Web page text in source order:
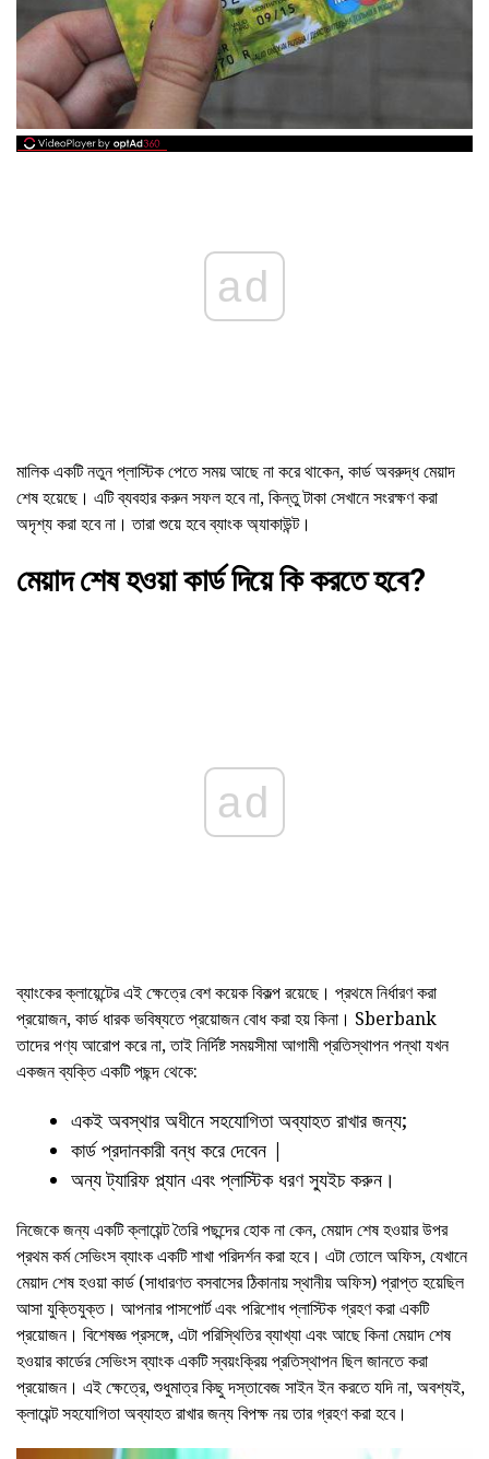
ad
মালিক একটি নতুন প্লাস্টিক পেতে সময় আছে না করে থাকেন, কার্ড অবরুদ্ধ মেয়াদ
শেষ হয়েছে। এটি ব্যবহার করুন সফল হবে না, কিন্তু টাকা সেখানে সংরক্ষণ করা
অদৃশ্য করা হবে না। তারা শুয়ে হবে ব্যাংক অ্যাকাউন্ট।
মেয়াদ শেষ হওয়া কার্ড দিয়ে কি করতে হবে?
ad
ব্যাংকের ক্লায়েন্টের এই ক্ষেত্রে বেশ কয়েক বিকল্প রয়েছে। প্রথমে নির্ধারণ করা
প্রয়োজন, কার্ড ধারক ভবিষ্যতে প্রয়োজন বোধ করা হয় কিনা। Sberbank
তাদের পণ্য আরোপ করে না, তাই নির্দিষ্ট সময়সীমা আগামী প্রতিস্থাপন পন্থা যখন
একজন ব্যক্তি একটি পছন্দ থেকে:
একই অবস্থার অধীনে সহযোগিতা অব্যাহত রাখার জন্য;
কার্ড প্রদানকারী বন্ধ করে দেবেন |
অন্য ট্যারিফ প্ল্যান এবং প্লাস্টিক ধরণ স্যুইচ করুন।
নিজেকে জন্য একটি ক্লায়েন্ট তৈরি পছন্দের হোক না কেন, মেয়াদ শেষ হওয়ার উপর
প্রথম কর্ম সেভিংস ব্যাংক একটি শাখা পরিদর্শন করা হবে। এটা তোলে অফিস, যেখানে
মেয়াদ শেষ হওয়া কার্ড (সাধারণত বসবাসের ঠিকানায় স্থানীয় অফিস) প্রাপ্ত হয়েছিল
আসা যুক্তিযুক্ত। আপনার পাসপোর্ট এবং পরিশোধ প্লাস্টিক গ্রহণ করা একটি
প্রয়োজন। বিশেষজ্ঞ প্রসঙ্গে, এটা পরিস্থিতির ব্যাখ্যা এবং আছে কিনা মেয়াদ শেষ
হওয়ার কার্ডের সেভিংস ব্যাংক একটি স্বয়ংক্রিয় প্রতিস্থাপন ছিল জানতে করা
প্রয়োজন। এই ক্ষেত্রে, শুধুমাত্র কিছু দস্তাবেজ সাইন ইন করতে যদি না, অবশ্যই,
ক্লায়েন্ট সহযোগিতা অব্যাহত রাখার জন্য বিপক্ষ নয় তার গ্রহণ করা হবে।